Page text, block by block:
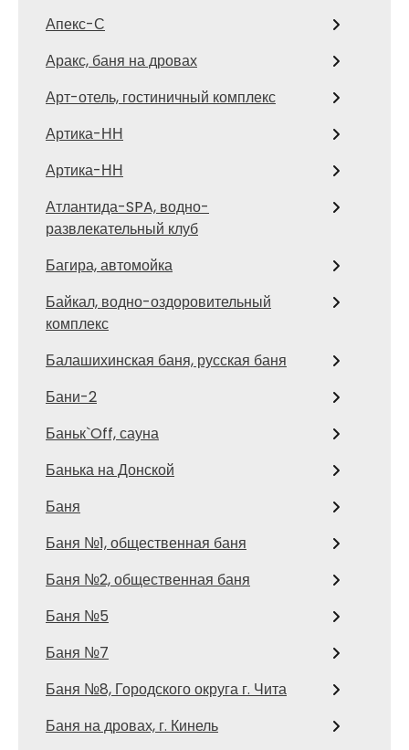
Апекс-С
Аракс, баня на дровах
Арт-отель, гостиничный комплекс
Артика-НН
Артика-НН
Атлантида-SPA, водно-
развлекательный клуб
Багира, автомойка
Байкал, водно-оздоровительный
комплекс
Балашихинская баня, русская баня
Бани-2
Баньк`Off, сауна
Банька на Донской
Баня
Баня №1, общественная баня
Баня №2, общественная баня
Баня №5
Баня №7
Баня №8, Городского округа г. Чита
Баня на дровах, г. Кинель